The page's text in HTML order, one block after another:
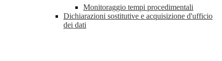
Monitoraggio tempi procedimentali
Dichiarazioni sostitutive e acquisizione d'ufficio
dei dati